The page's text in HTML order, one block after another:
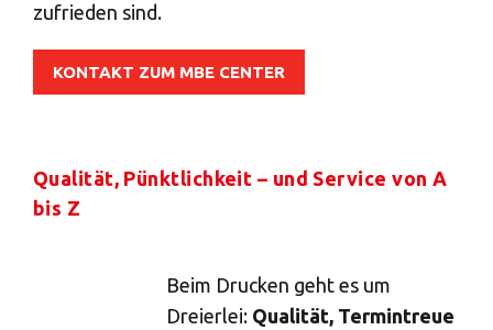
zufrieden sind.
KONTAKT ZUM MBE CENTER
Qualität, Pünktlichkeit – und Service von A
bis Z
Beim Drucken geht es um
Dreierlei: Qualität, Termintreue